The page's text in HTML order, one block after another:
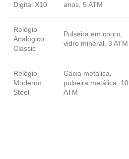
Digital X10
anos, 5 ATM
Relógio
Analógico
Classic
Pulseira em couro,
vidro mineral, 3 ATM
Relógio
Moderno
Steel
Caixa metálica,
pulseira metálica, 10
ATM